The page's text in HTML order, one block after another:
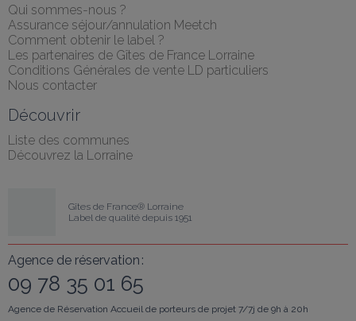
Qui sommes-nous ?
Assurance séjour/annulation Meetch
Comment obtenir le label ?
Les partenaires de Gîtes de France Lorraine
Conditions Générales de vente LD particuliers
Nous contacter
Découvrir
Liste des communes
Découvrez la Lorraine
Gîtes de France® Lorraine
Label de qualité depuis 1951
Agence de réservation :
09 78 35 01 65
Agence de Réservation Accueil de porteurs de projet 7/7j de 9h à 20h